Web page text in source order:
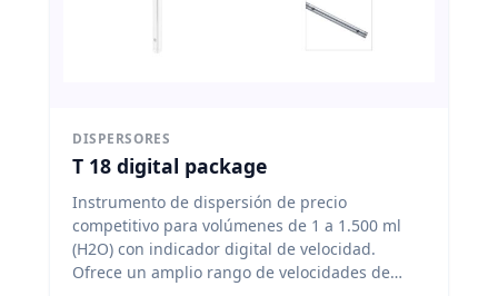
DISPERSORES
T 18 digital package
Instrumento de dispersión de precio
competitivo para volúmenes de 1 a 1.500 ml
(H2O) con indicador digital de velocidad.
Ofrece un amplio rango de velocidades de